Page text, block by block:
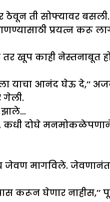
ठेवून ती सोफ्यावर
प्रयत्न करू
खूप काही नेस्तनाबूत
याचा आनंद घेऊ दे,’’
गेली.
कधी दोघे
जेवण मागविले.
करून घेणार नाहीस,’’